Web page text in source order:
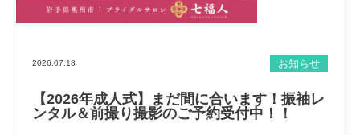
2026.07.18 お知らせ
【2026年成人式】まだ間に合います！振袖レ
ンタル＆前撮り撮影のご予約受付中！！